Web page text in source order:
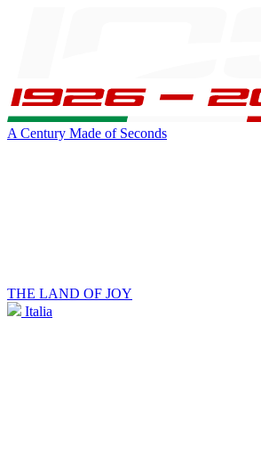
A Century Made of Seconds
THE LAND OF JOY
Italia